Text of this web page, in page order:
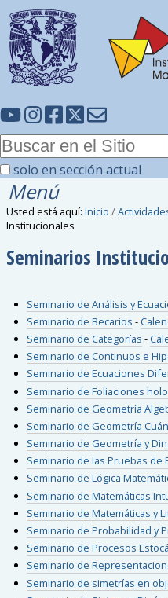
solo en sección actual
Menú
Usted está aquí: Inicio /
Institucionales
Seminarios
Seminario de Análisis y
Seminario de Becarios -
Seminario de Categorías -
Seminario de Continuos e
Seminario de Ecuaciones
Seminario de Foliaciones
Seminario de Geometría
Seminario de Geometría
Seminario de Geometría y
Seminario de las Pruebas de
Seminario de Lógica
Seminario de Matemáticas
Seminario de Matemáticas y
Seminario de Probabilidad y
Seminario de Procesos
Seminario de
Seminario de simetrías en